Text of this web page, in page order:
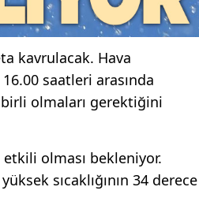
kavrulacak. Hava
saatleri arasında
olmaları gerektiğini
etkili olması bekleniyor.
sıcaklığının 34 derece